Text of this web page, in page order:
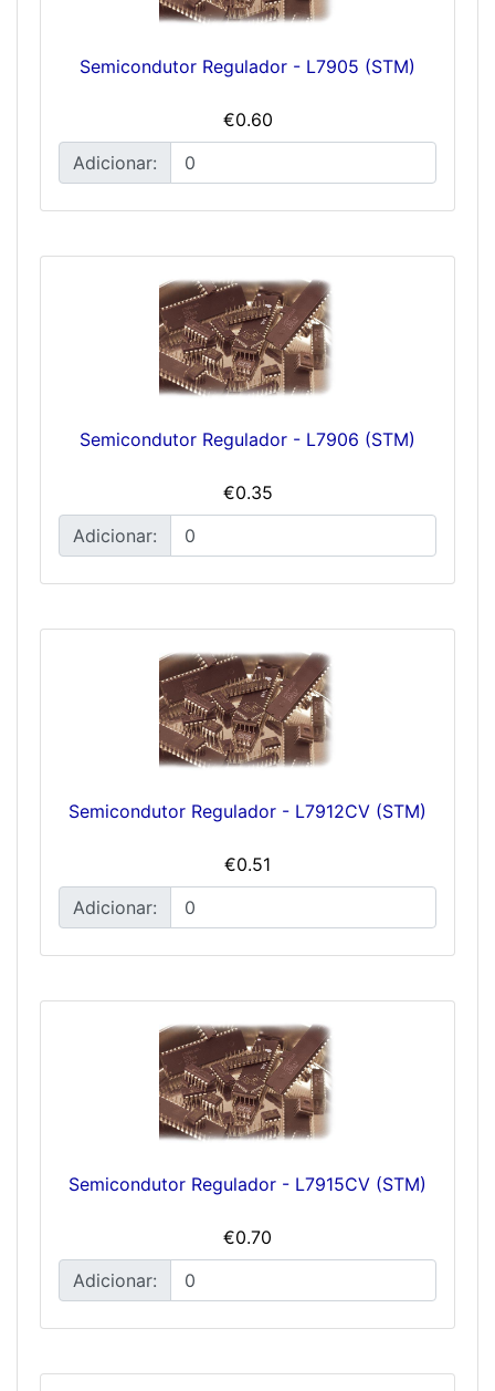
Semicondutor Regulador - L7905 (STM)
€0.60
Adicionar:
Semicondutor Regulador - L7906 (STM)
€0.35
Adicionar:
Semicondutor Regulador - L7912CV (STM)
€0.51
Adicionar:
Semicondutor Regulador - L7915CV (STM)
€0.70
Adicionar: